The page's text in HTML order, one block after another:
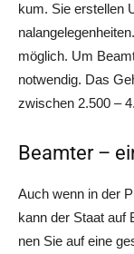
kum. Sie erstel­len
mög­lich. Um
not­wen­dig. Das
zwi­schen 2.500 –
Beamter –
Auch wenn in der
kann der Staat auf
nen Sie auf eine